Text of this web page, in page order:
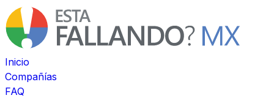
Inicio
Compañías
FAQ